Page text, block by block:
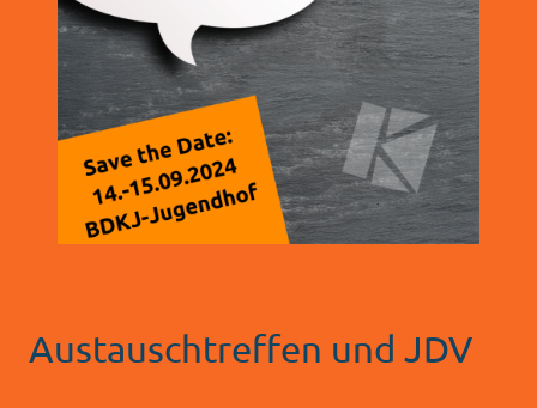
Austauschtreffen und JDV